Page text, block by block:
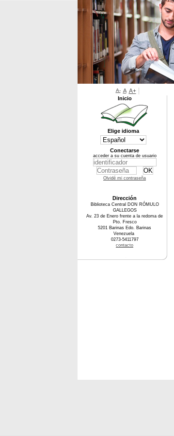
A- A A+
Inicio
Elige idioma
Conectarse
acceder a su cuenta de usuario
Olvidé mi contraseña
Dirección
Biblioteca Central DON RÓMULO
GALLEGOS
Av. 23 de Enero frente a la redoma de
Pto. Fresco
5201 Barinas Edo. Barinas
Venezuela
0273-5411797
contacto